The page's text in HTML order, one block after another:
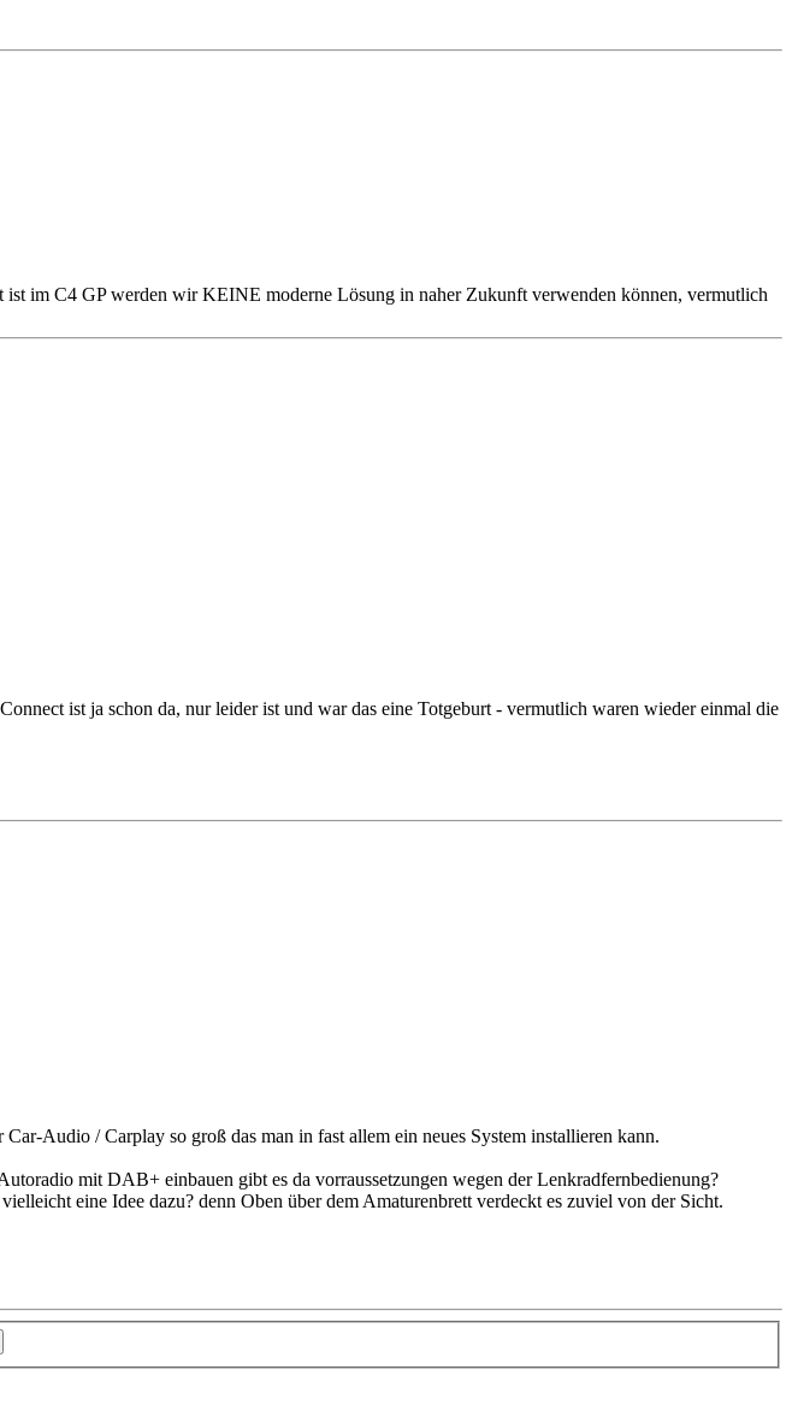
ist im C4 GP werden wir KEINE moderne Lösung in naher Zukunft verwenden können, vermutlich
ist ja schon da, nur leider ist und war das eine Totgeburt - vermutlich waren wieder einmal die
Audio / Carplay so groß das man in fast allem ein neues System installieren kann.
mit DAB+ einbauen gibt es da vorraussetzungen wegen der Lenkradfernbedienung?
eine Idee dazu? denn Oben über dem Amaturenbrett verdeckt es zuviel von der Sicht.